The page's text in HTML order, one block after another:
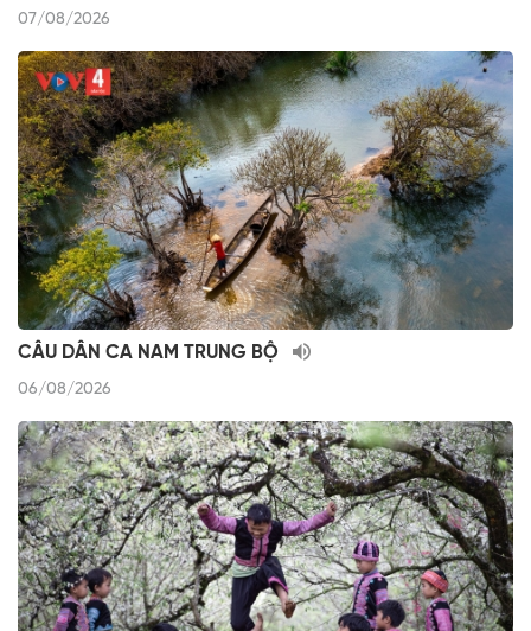
07/08/2026
CÂU DÂN CA NAM TRUNG BỘ
06/08/2026